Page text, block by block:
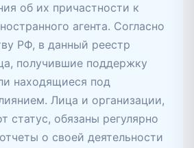
об их причастности к
агента. Согласно
РФ, в данный реестр
получившие поддержку
находящиеся под
Лица и организации,
статус, обязаны регулярно
о своей деятельности